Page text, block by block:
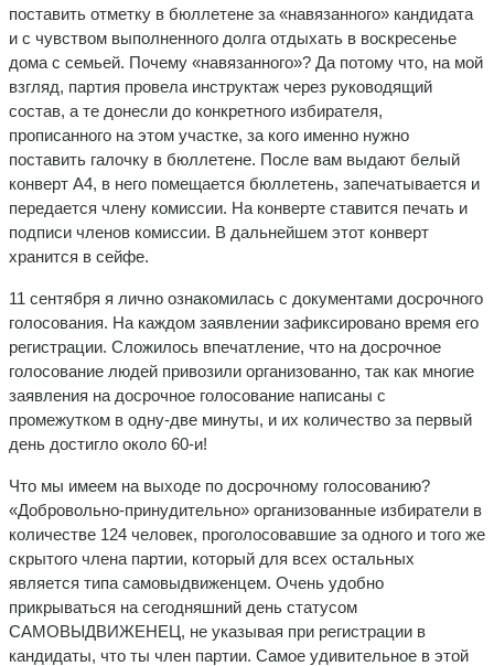
поставить отметку в бюллетене за «навязанного» кандидата
и с чувством выполненного долга отдыхать в воскресенье
дома с семьей. Почему «навязанного»? Да потому что, на мой
взгляд, партия провела инструктаж через руководящий
состав, а те донесли до конкретного избирателя,
прописанного на этом участке, за кого именно нужно
поставить галочку в бюллетене. После вам выдают белый
конверт А4, в него помещается бюллетень, запечатывается и
передается члену комиссии. На конверте ставится печать и
подписи членов комиссии. В дальнейшем этот конверт
хранится в сейфе.
11 сентября я лично ознакомилась с документами досрочного
голосования. На каждом заявлении зафиксировано время его
регистрации. Сложилось впечатление, что на досрочное
голосование людей привозили организованно, так как многие
заявления на досрочное голосование написаны с
промежутком в одну-две минуты, и их количество за первый
день достигло около 60-и!
Что мы имеем на выходе по досрочному голосованию?
«Добровольно-принудительно» организованные избиратели в
количестве 124 человек, проголосовавшие за одного и того же
скрытого члена партии, который для всех остальных
является типа самовыдвиженцем. Очень удобно
прикрываться на сегодняшний день статусом
САМОВЫДВИЖЕНЕЦ, не указывая при регистрации в
кандидаты, что ты член партии. Самое удивительное в этой